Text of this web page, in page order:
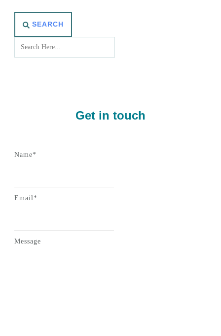
SEARCH
Get in touch
Name*
Email*
Message